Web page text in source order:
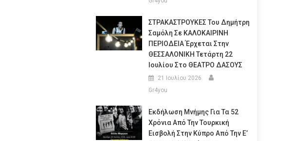
ΣΤΡΑΚΑΣΤΡΟΥΚΕΣ Του Δημήτρη
Σαμόλη Σε ΚΑΛΟΚΑΙΡΙΝΗ
ΠΕΡΙΟΔΕΙΑ Έρχεται Στην
ΘΕΣΣΑΛΟΝΙΚΗ Τετάρτη 22
Ιουλίου Στο ΘΕΑΤΡΟ ΔΑΣΟΥΣ
21 Ιουλίου 2026
Gr4you
Εκδήλωση Μνήμης Για Τα 52
Χρόνια Από Την Τουρκική
Εισβολή Στην Κύπρο Από Την Ε’